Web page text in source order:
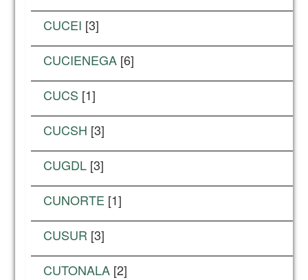
CUCEI [3]
CUCIENEGA [6]
CUCS [1]
CUCSH [3]
CUGDL [3]
CUNORTE [1]
CUSUR [3]
CUTONALA [2]